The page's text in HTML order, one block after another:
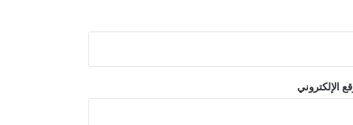
ترامب أمر بالتحقيق في تسريبالإلكتروني